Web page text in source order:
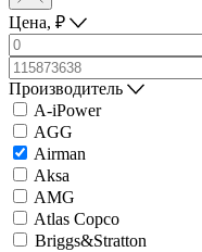
Цена, ₽
Производитель
A-iPower
AGG
Airman
Aksa
AMG
Atlas Copco
Briggs&Stratton